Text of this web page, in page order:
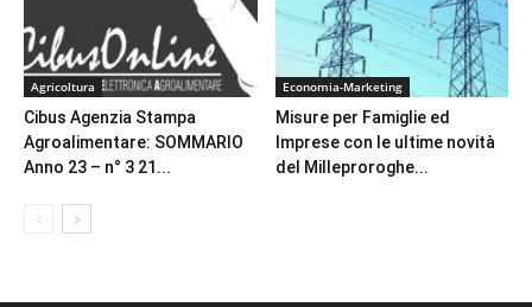
Agricoltura
Cibus Agenzia Stampa
Agroalimentare: SOMMARIO
Anno 23 – n° 3 21...
Economia-Marketing
Misure per Famiglie ed
Imprese con le ultime novità
del Milleproroghe...